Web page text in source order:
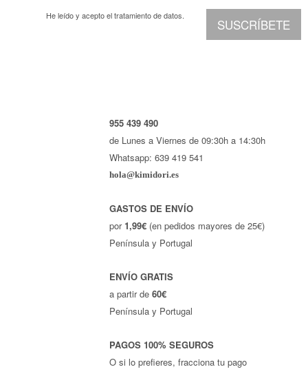
SUSCRÍBETE
He leído y acepto eltratamiento de datos.
955 439 490
de Lunes a Viernes de 09:30h a 14:30h
Whatsapp: 639 419 541
hola@kimidori.es
GASTOS DE ENVÍO
por 1,99€ (en pedidos mayores de 25€)
Península y Portugal
ENVÍO GRATIS
a partir de60€
Península y Portugal
PAGOS 100% SEGUROS
O si lo prefieres, fracciona tu pago